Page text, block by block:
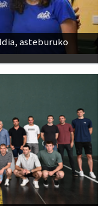
asteburuko